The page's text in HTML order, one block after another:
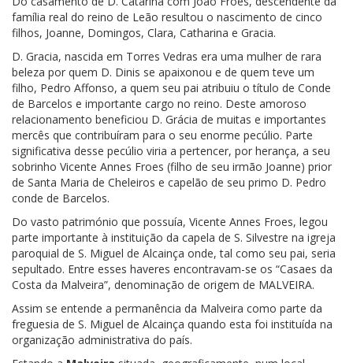
família real do reino de Leão resultou o nascimento de cinco
filhos, Joanne, Domingos, Clara, Catharina e Gracia.
D. Gracia, nascida em Torres Vedras era uma mulher de rara
beleza por quem D. Dinis se apaixonou e de quem teve um
filho, Pedro Affonso, a quem seu pai atribuiu o título de Conde
de Barcelos e importante cargo no reino. Deste amoroso
relacionamento beneficiou D. Grácia de muitas e importantes
mercês que contribuíram para o seu enorme pecúlio. Parte
significativa desse pecúlio viria a pertencer, por herança, a seu
sobrinho Vicente Annes Froes (filho de seu irmão Joanne) prior
de Santa Maria de Cheleiros e capelão de seu primo D. Pedro
conde de Barcelos.
Do vasto património que possuía, Vicente Annes Froes, legou
parte importante à instituição da capela de S. Silvestre na igreja
paroquial de S. Miguel de Alcainça onde, tal como seu pai, seria
sepultado. Entre esses haveres encontravam-se os “Casaes da
Costa da Malveira”, denominação de origem de MALVEIRA.
Assim se entende a permanência da Malveira como parte da
freguesia de S. Miguel de Alcainça quando esta foi instituída na
organização administrativa do país.